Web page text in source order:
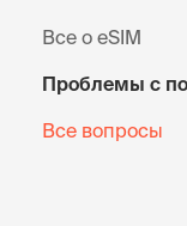
Все о eSIM
Проблемы с
Все вопросы